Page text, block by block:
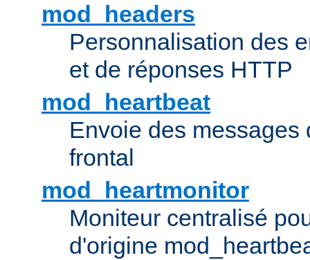
mod_headers
Personnalisation des
et de réponses HTTP
mod_heartbeat
Envoie des messages
frontal
mod_heartmonitor
Moniteur centralisé
d'origine